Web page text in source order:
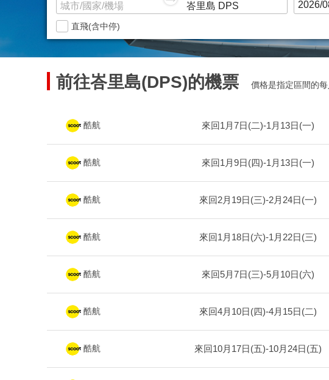
直飛(含中停)
前往峇里島(DPS)的機票 價格是指定區間的
酷航 來回1月7日(二)-1月13日(一)
酷航 來回1月9日(四)-1月13日(一)
酷航 來回2月19日(三)-2月24日(一)
酷航 來回1月18日(六)-1月22日(三)
酷航 來回5月7日(三)-5月10日(六)
酷航 來回4月10日(四)-4月15日(二)
酷航 來回10月17日(五)-10月24日(五)